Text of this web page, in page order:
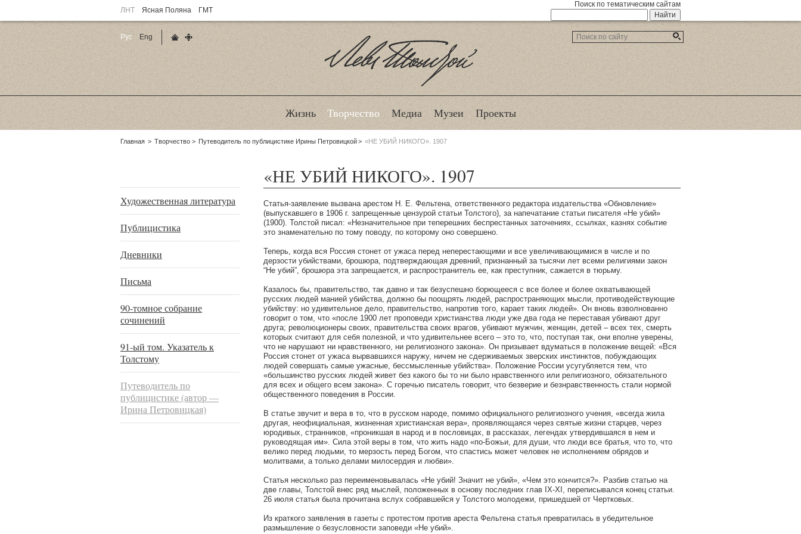
ЛНТ Ясная Поляна ГМТ
Поиск по тематическим сайтам
Лев Толстой
Жизнь Творчество Медиа Музеи Проекты
Родительские
Главная Творчество Путеводитель по публицистике Ирины Петровицкой «НЕ УБИЙ НИКОГО». 1907
Художественная литература
Публицистика
Дневники
Письма
90-томное собрание
сочинений
91-ый том. Указатель к
Толстому
Путеводитель по
публицистике (автор —
Ирина Петровицкая)
«НЕ УБИЙ НИКОГО». 1907
Статья-заявление вызвана арестом Н. Е. Фельтена, ответственного редактора издательства «Обновление»
(выпускавшего в 1906 г. запрещенные цензурой статьи Толстого), за напечатание статьи писателя «Не убий»
(1900). Толстой писал: «Незначительное при теперешних беспрестанных заточениях, ссылках, казнях событие
это знаменательно по тому поводу, по которому оно совершено.
Теперь, когда вся Россия стонет от ужаса перед неперестающими и все увеличивающимися в числе и по
дерзости убийствами, брошюра, подтверждающая древний, признанный за тысячи лет всеми религиями закон
“Не убий”, брошюра эта запрещается, и распространитель ее, как преступник, сажается в тюрьму.
Казалось бы, правительство, так давно и так безуспешно борющееся с все более и более охватывающей
русских людей манией убийства, должно бы поощрять людей, распространяющих мысли, противодействующие
убийству: но удивительное дело, правительство, напротив того, карает таких людей». Он вновь взволнованно
говорит о том, что «после 1900 лет проповеди христианства люди уже два года не переставая убивают друг
друга; революционеры своих, правительства своих врагов, убивают мужчин, женщин, детей – всех тех, смерть
которых считают для себя полезной, и что удивительнее всего – это то, что, поступая так, они вполне уверены,
что не нарушают ни нравственного, ни религиозного закона». Он призывает вдуматься в положение вещей: «Вся
Россия стонет от ужаса вырвавшихся наружу, ничем не сдерживаемых зверских инстинктов, побуждающих
людей совершать самые ужасные, бессмысленные убийства». Положение России усугубляется тем, что
«большинство русских людей живет без какого бы то ни было нравственного или религиозного, обязательного
для всех и общего всем закона». С горечью писатель говорит, что безверие и безнравственность стали нормой
общественного поведения в России.
В статье звучит и вера в то, что в русском народе, помимо официального религиозного учения, «всегда жила
другая, неофициальная, жизненная христианская вера», проявляющаяся через святые жизни старцев, через
юродивых, странников, «проникшая в народ и в пословицах, в рассказах, легендах утвердившаяся в нем и
руководящая им». Сила этой веры в том, что жить надо «по-Божьи, для души, что люди все братья, что то, что
велико перед людьми, то мерзость перед Богом, что спастись может человек не исполнением обрядов и
молитвами, а только делами милосердия и любви».
Статья несколько раз переименовывалась «Не убий! Значит не убий», «Чем это кончится?». Разбив статью на
две главы, Толстой внес ряд мыслей, положенных в основу последних глав IX-XI, переписывался конец статьи.
26 июля статья была прочитана вслух собравшейся у Толстого молодежи, пришедшей от Чертковых.
Из краткого заявления в газеты с протестом против ареста Фельтена статья превратилась в убедительное
размышление о безусловности заповеди «Не убий».
Рус
Eng